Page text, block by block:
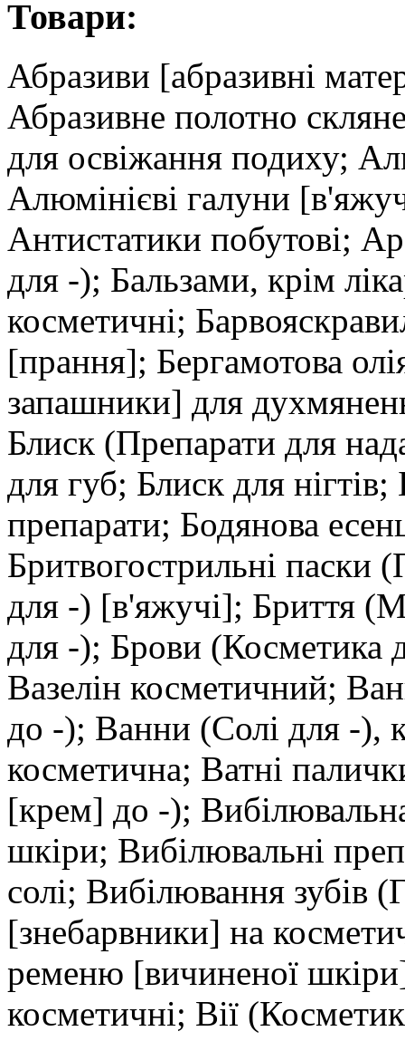
Товари:
Абразиви [абразивні
Абразивне полотно
для освіжання подиху;
Алюмінієві галуни
Антистатики побутові;
для -); Бальзами, крім
косметичні;
[прання]; Бергамотова
запашники] для
Блиск (Препарати для
для губ; Блиск для
препарати; Бодянова
Бритвогострильні паски
для -) [в'яжучі]; Бриття
для -); Брови (Косметика
Вазелін косметичний;
до -); Ванни (Солі для -),
косметична; Ватні
[крем] до -);
шкіри; Вибілювальні
солі; Вибілювання зубів
[знебарвники] на
ременю [вичиненої
косметичні; Вії